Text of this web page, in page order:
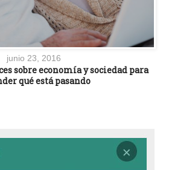
junio 23, 2016
sobre economía y sociedad para
qué está pasando